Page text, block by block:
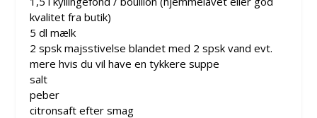
kvalitet fra butik)
5 dl mælk
2 spsk majsstivelse blandet med 2 spsk vand evt.
mere hvis du vil have en tykkere suppe
salt
peber
citronsaft efter smag